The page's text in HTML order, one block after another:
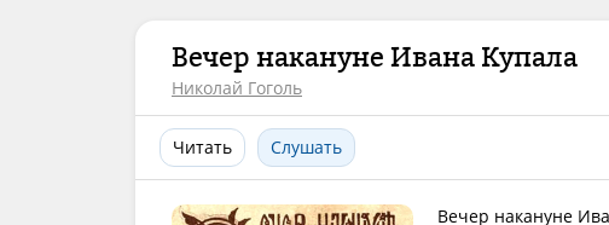
Вечер накануне Ивана Купала
Николай Гоголь
Читать Слушать
Вечер накануне